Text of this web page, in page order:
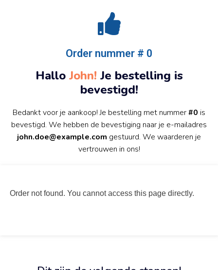
Order nummer # 0
Hallo John! Je bestelling is
bevestigd!
Bedankt voor je aankoop! Je bestelling met nummer#0 is
bevestigd. We hebben de bevestiging naar je e-mailadres
john.doe@example.com gestuurd. We waarderen je
vertrouwen in ons!
Order not found. You cannot access this page directly.